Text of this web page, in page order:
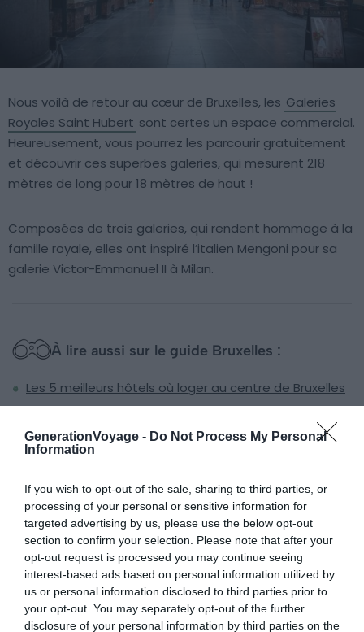
GenerationVoyage - Do Not Process My Personal
Information
If you wish to opt-out of the sale, sharing to third parties, or
processing of your personal or sensitive information for
targeted advertising by us, please use the below opt-out
section to confirm your selection. Please note that after your
opt-out request is processed you may continue seeing
interest-based ads based on personal information utilized by
us or personal information disclosed to third parties prior to
your opt-out. You may separately opt-out of the further
disclosure of your personal information by third parties on the
Nous voilà de retour au cœur de Bruxelles, les Galeries
Royales Saint Hubert sont certes un espace commercial.
Heureusement, vous pourrez les parcourir gratuitement
et découvrir ces superbes galeries, qui mesurent 218
mètres de long pour 18 mètres de haut !
Composées de trois galeries, qui rendent hommage à la
famille royale, elles ont inspiré l’italien Mengoni pour sa
galerie Victor-Emmanuel II à Milan.
À lire aussi sur le guide Bruxelles :
Les 5 meilleurs hôtels où loger au centre de Bruxelles
Dormir à Bruxelles : les meilleurs quartiers où loger
fresques murales
8. Jeanneke Pis & Zinneke Pis